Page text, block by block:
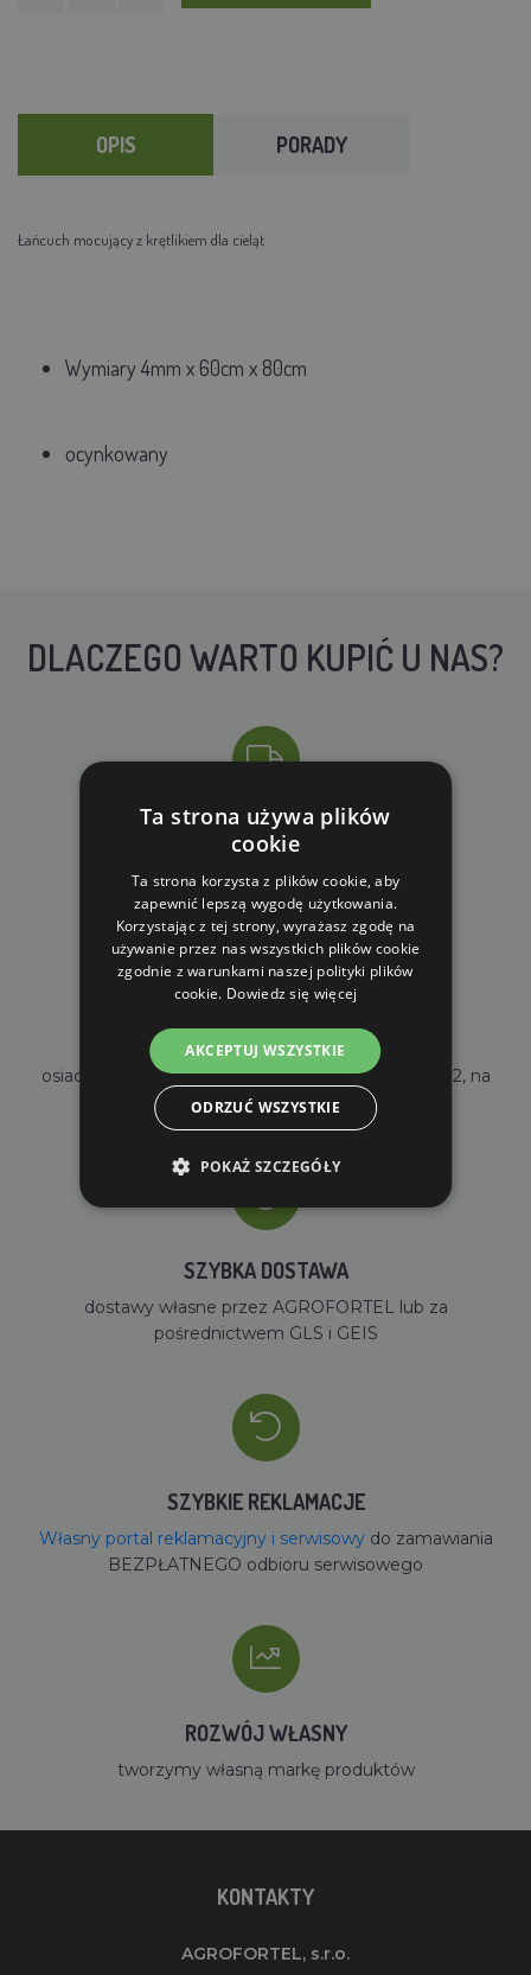
OPIS PORADY
Łańcuch mocujący z krętlikiem dla cieląt
Wymiary 4mm x 60cm x 80cm
ocynkowany
DLACZEGO WARTO KUPIĆ U NAS?
DARMOWA WYSYŁKA
dla zamówień od 690 zł z VAT
WŁASNY MAGAZYN
osiadamy własny magazyn o powierzchni 2000m2, na
stanie mamy ponad 35000 sztuk towarów
SZYBKA DOSTAWA
dostawy własne przez AGROFORTEL lub za
pośrednictwem GLS i GEIS
SZYBKIE REKLAMACJE
Własny portal reklamacyjny i serwisowydo zamawiania
BEZPŁATNEGO odbioru serwisowego
ROZWÓJ WŁASNY
tworzymy własną markę produktów
KONTAKTY
AGROFORTEL, s.r.o.
Ta strona używa plików
cookie
Ta strona korzysta z plików cookie, aby
zapewnić lepszą wygodę użytkowania.
Korzystając z tej strony, wyrażasz zgodę na
używanie przez nas wszystkich plików cookie
zgodnie z warunkami naszej polityki plików
cookie. Dowiedz się więcej
AKCEPTUJ WSZYSTKIE
ODRZUĆ WSZYSTKIE
POKAŻ SZCZEGÓŁY